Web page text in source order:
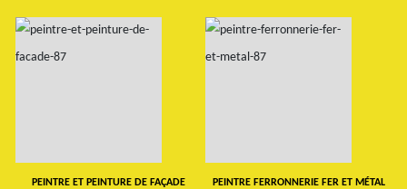
PEINTRE ET PEINTURE DE FAÇADE PEINTRE FERRONNERIE FER ET MÉTAL